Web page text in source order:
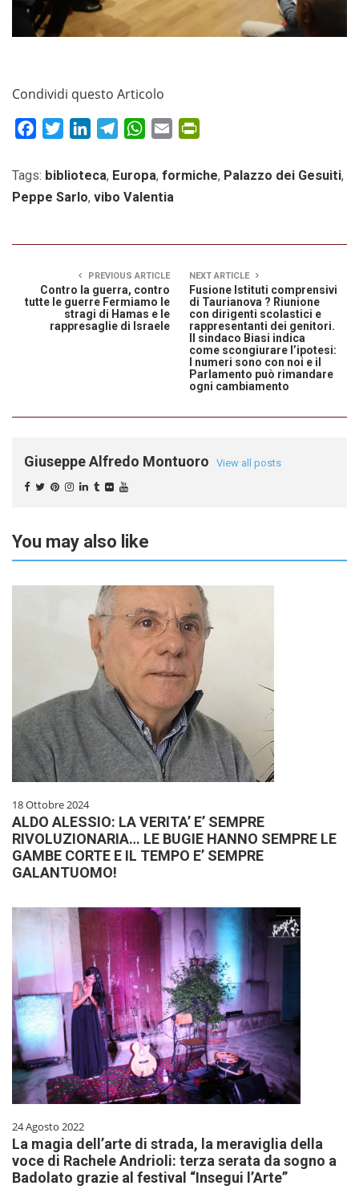
Condividi questo Articolo
FacebookTwitterLinkedInTelegramWhatsApp
Email
Tags: biblioteca, Europa, formiche, Palazzo dei Gesuiti,
Peppe Sarlo, vibo Valentia
PREVIOUS ARTICLE
Contro la guerra, contro
tutte le guerre Fermiamo le
stragi di Hamas e le
rappresaglie di Israele
NEXT ARTICLE
Fusione Istituti comprensivi
di Taurianova ? Riunione
con dirigenti scolastici e
rappresentanti dei genitori.
Il sindaco Biasi indica
come scongiurare l’ipotesi:
I numeri sono con noi e il
Parlamento può rimandare
ogni cambiamento
Giuseppe Alfredo Montuoro View all posts
You may also like
18 Ottobre 2024
ALDO ALESSIO: LA VERITA’ E’ SEMPRE
RIVOLUZIONARIA… LE BUGIE HANNO SEMPRE LE
GAMBE CORTE E IL TEMPO E’ SEMPRE
GALANTUOMO!
24 Agosto 2022
La magia dell’arte di strada, la meraviglia della
voce di Rachele Andrioli: terza serata da sogno a
Badolato grazie al festival “Insegui l’Arte”